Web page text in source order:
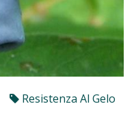
Resistenza Al Gelo